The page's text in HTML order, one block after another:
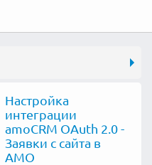
Настройка
интеграции
amoCRM OAuth 2.0 -
Заявки с сайта в
AMO